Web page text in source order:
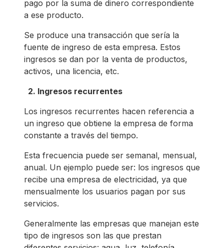
pago por la suma de dinero correspondiente
a ese producto.
Se produce una transacción que sería la
fuente de ingreso de esta empresa. Estos
ingresos se dan por la venta de productos,
activos, una licencia, etc.
2. Ingresos recurrentes
Los ingresos recurrentes hacen referencia a
un ingreso que obtiene la empresa de forma
constante a través del tiempo.
Esta frecuencia puede ser semanal, mensual,
anual. Un ejemplo puede ser: los ingresos que
recibe una empresa de electricidad, ya que
mensualmente los usuarios pagan por sus
servicios.
Generalmente las empresas que manejan este
tipo de ingresos son las que prestan